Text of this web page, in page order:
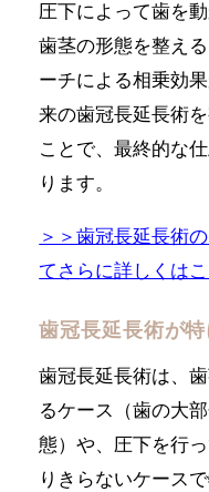
圧下によって歯を
歯茎の形態を整え
ーチによる相乗効
来の歯冠長延長術
ことで、最終的な
ります。
＞＞歯冠長延長術
てさらに詳しくは
歯冠長延長術が
歯冠長延長術は、
るケース（歯の大
態）や、圧下を行
りきらないケース